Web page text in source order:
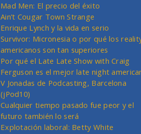
Mad Men: El precio del éxito
Ain’t Cougar Town Strange
Enrique Lynch y la vida en serio
Survivor: Micronesia o por qué los
americanos son tan superiores
Por qué el Late Late Show with Craig
Ferguson es el mejor late night
V Jonadas de Podcasting, Barcelona
(jPod10)
Cualquier tiempo pasado fue peor y el
futuro también lo será
Explotación laboral: Betty White